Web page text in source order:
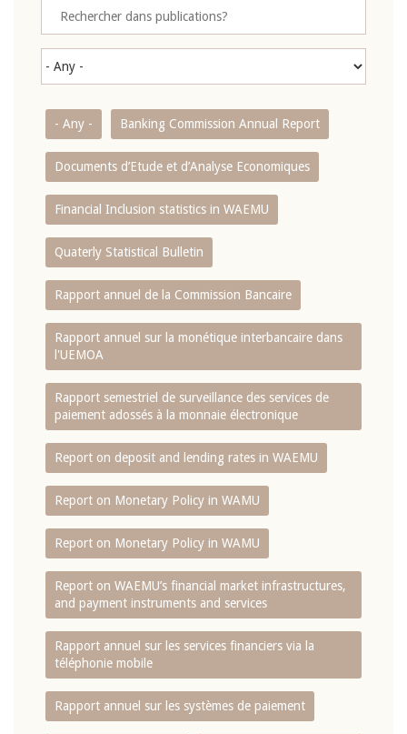
- Any - Banking Commission Annual Report
Documents d’Etude et d’Analyse Economiques
Financial Inclusion statistics in WAEMU
Quaterly Statistical Bulletin
Rapport annuel de la Commission Bancaire
Rapport annuel sur la monétique interbancaire dans
l'UEMOA
Rapport semestriel de surveillance des services de
paiement adossés à la monnaie électronique
Report on deposit and lending rates in WAEMU
Report on Monetary Policy in WAMU
Report on Monetary Policy in WAMU
Report on WAEMU’s financial market infrastructures,
and payment instruments and services
Rapport annuel sur les services financiers via la
téléphonie mobile
Rapport annuel sur les systèmes de paiement